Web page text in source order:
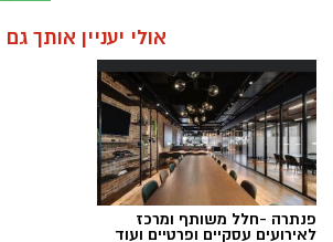
אולי יעניין אותך גם
פנתרה -חלל משותף ומרכז
לאירועים עסקיים ופרטיים ועוד